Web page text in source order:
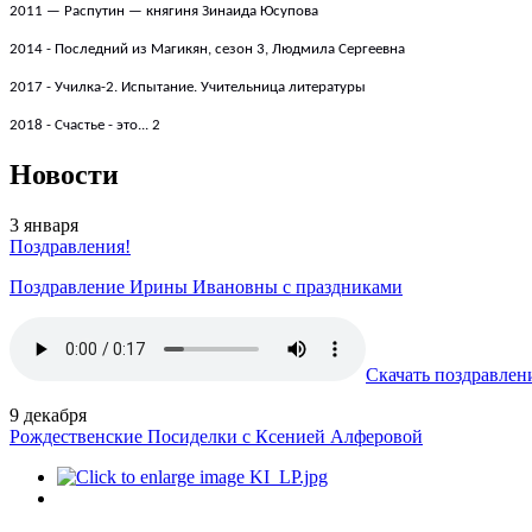
2011 — Распутин — княгиня Зинаида Юсупова
2014 - Последний из Магикян, сезон 3, Людмила Сергеевна
2017 - Училка-2. Испытание. Учительница литературы
2018 - Счастье - это... 2
Новости
3 января
Поздравления!
Поздравление Ирины Ивановны с праздниками
Скачать
9 декабря
Рождественские Посиделки с Ксенией Алферовой